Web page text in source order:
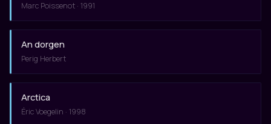
Marc Poissenot · 1991
An dorgen
Perig Herbert
Arctica
Éric Voegelin · 1998